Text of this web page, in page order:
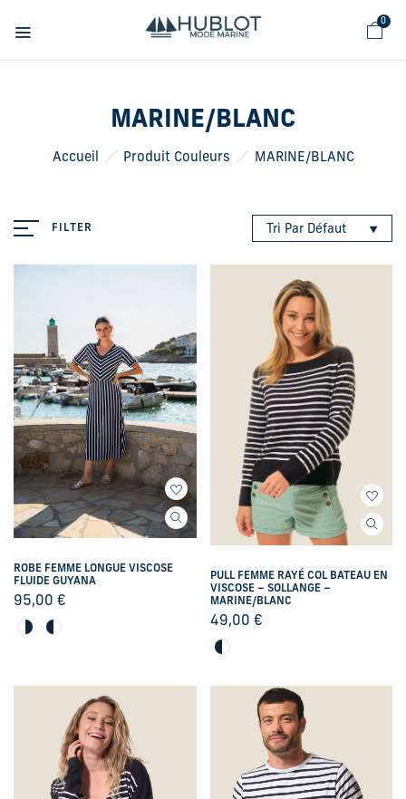
0
MARINE/BLANC
Accueil Produit Couleurs MARINE/BLANC
FILTER Tri Par Défaut
ROBE FEMME LONGUE VISCOSE
FLUIDE GUYANA
95,00 €
PULL FEMME RAYÉ COL BATEAU EN
VISCOSE – SOLLANGE –
MARINE/BLANC
49,00 €
Panneau de gestion des cookies